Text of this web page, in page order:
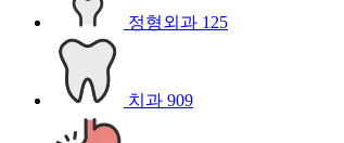
정형외과 125
치과 909